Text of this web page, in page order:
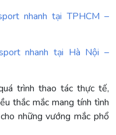
nhanh tại TPHCM –
nhanh tại Hà Nội –
trình thao tác thực tế,
thắc mắc mang tính tình
những vướng mắc phổ